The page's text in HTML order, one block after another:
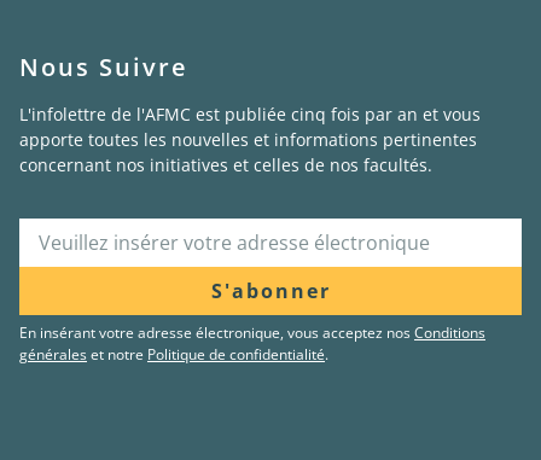
Nous Suivre
L'infolettre de l'AFMC est publiée cinq fois par an et vous
apporte toutes les nouvelles et informations pertinentes
concernant nos initiatives et celles de nos facultés.
S'abonner
En insérant votre adresse électronique, vous acceptez nosConditions
généraleset notre Politique de confidentialité.